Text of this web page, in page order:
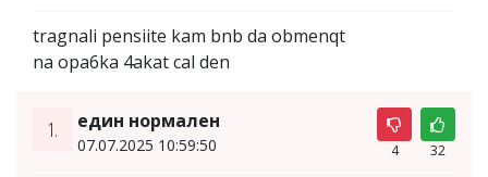
tragnali pensiite kam bnb da obmenqt
na opa6ka 4akat cal den
1. един нормален
07.07.2025 10:59:50 4 32